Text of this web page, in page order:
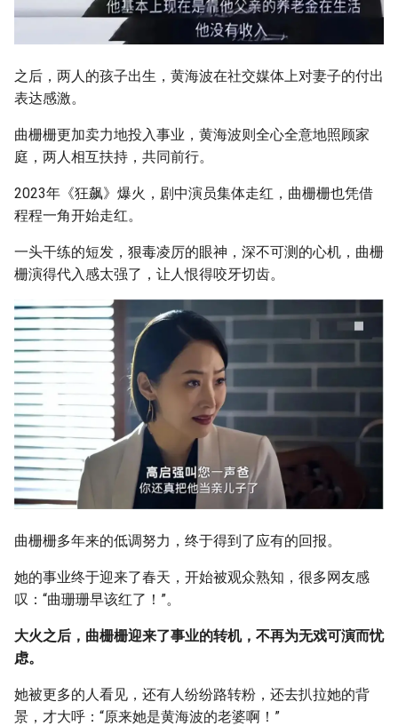
之后，两人的孩子出生，黄海波在社交媒体上对妻子的付出
表达感激。
曲栅栅更加卖力地投入事业，黄海波则全心全意地照顾家
庭，两人相互扶持，共同前行。
2023年《狂飙》爆火，剧中演员集体走红，曲栅栅也凭借
程程一角开始走红。
一头干练的短发，狠毒凌厉的眼神，深不可测的心机，曲栅
栅演得代入感太强了，让人恨得咬牙切齿。
曲栅栅多年来的低调努力，终于得到了应有的回报。
她的事业终于迎来了春天，开始被观众熟知，很多网友感
叹：“曲珊珊早该红了！”。
大火之后，曲栅栅迎来了事业的转机，不再为无戏可演而忧
虑。
她被更多的人看见，还有人纷纷路转粉，还去扒拉她的背
景，才大呼：“原来她是黄海波的老婆啊！”